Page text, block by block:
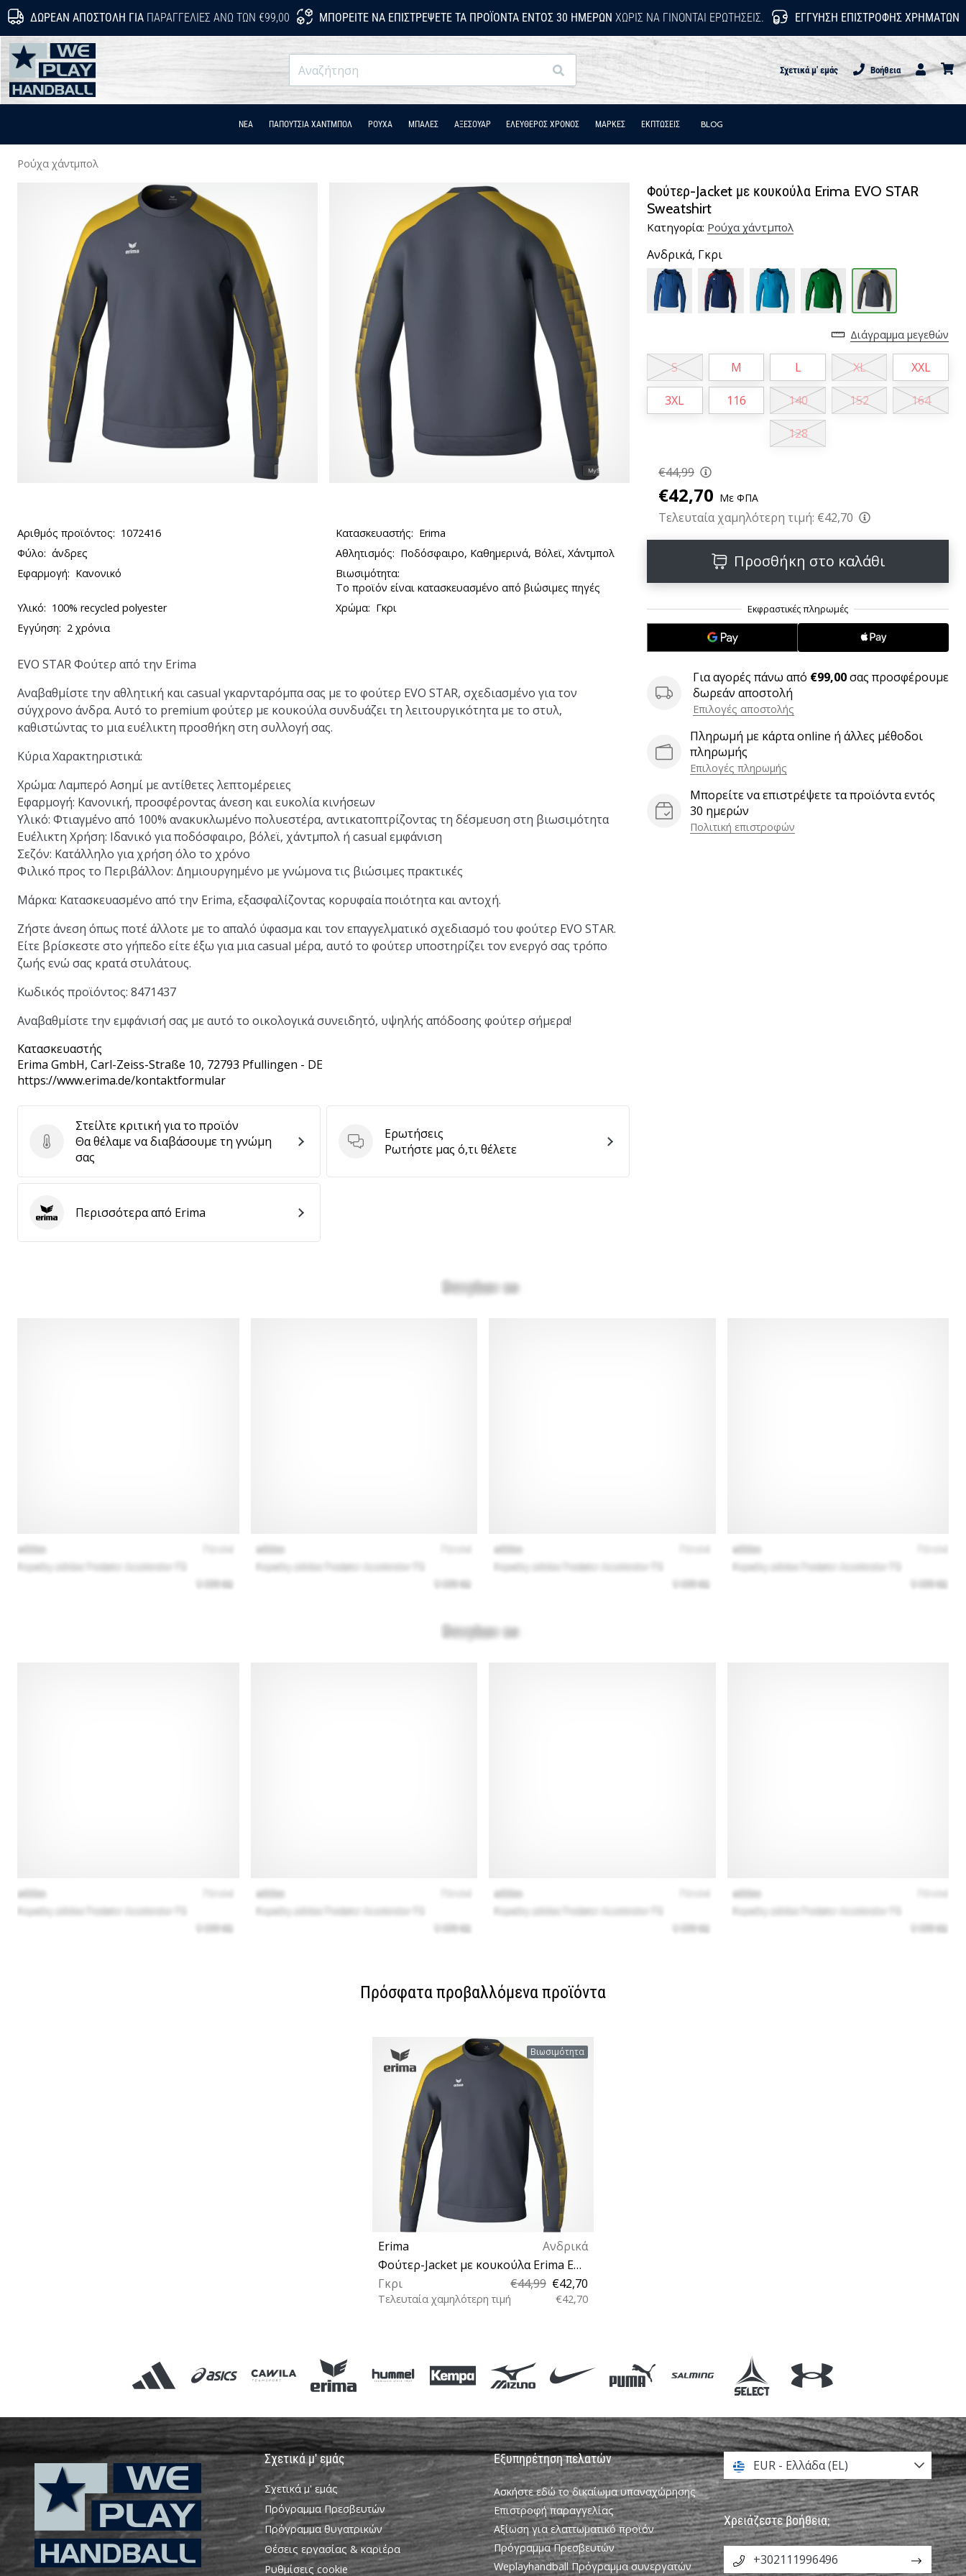
ΔΩΡΕΆΝ ΑΠΟΣΤΟΛΉ ΓΙΑΠΑΡΑΓΓΕΛΊΕΣ ΆΝΩ ΤΩΝ €99,00 ΜΠΟΡΕΊΤΕ ΝΑ ΕΠΙΣΤΡΈΨΕΤΕ ΤΑ ΠΡΟΪΌΝΤΑ ΕΝΤΌΣ 30 ΗΜΕΡΏΝ ΧΩΡΊΣ ΝΑ ΓΊΝΟΝΤΑΙ ΕΡΩΤΉΣΕΙΣ. ΕΓΓΎΗΣΗ ΕΠΙΣΤΡΟΦΉΣ ΧΡΗΜΆΤΩΝ
WePlayHandball.gr
Αναζήτηση Σχετικά μ' εμάς
Βοήθεια
Χρήστης
ΝΕΑ ΠΑΠΟΎΤΣΙΑ ΧΆΝΤΜΠΟΛ ΡΟΎΧΑ ΜΠΑΛΕΣ ΑΞΕΣΟΥΑΡ ΕΛΕΥΘΕΡΟΣ ΧΡΟΝΟΣ ΜΑΡΚΕΣ ΕΚΠΤΩΣΕΙΣ BLOG
Ρούχα χάντμπολ
Φούτερ-Jacket με κουκούλα Erima EVO STAR
Sweatshirt
Κατηγορία: Ρούχα χάντμπολ
Ανδρικά, Γκρι
Διάγραμμα μεγεθών
S M L XL XXL
3XL 116 140 152 164
128
€44,99
€42,70 Με ΦΠΑ
Τελευταία χαμηλότερη τιμή: €42,70
Προσθήκη στο καλάθι
Για αγορές πάνω από €99,00σας προσφέρουμε
δωρεάν αποστολή
Επιλογές αποστολής
Πληρωμή με κάρτα online ή άλλες μέθοδοι
πληρωμής
Επιλογές πληρωμής
Μπορείτε να επιστρέψετε τα προϊόντα εντός
30 ημερών
Πολιτική επιστροφών
Αριθμός προϊόντος: 1072416 Κατασκευαστής: Erima
Φύλο: άνδρες Αθλητισμός: Ποδόσφαιρο, Καθημερινά, Βόλεϊ, Χάντμπολ
Εφαρμογή: Κανονικό
Βιωσιμότητα:
Το προϊόν είναι κατασκευασμένο από βιώσιμες πηγές
Υλικό: 100% recycled polyester Χρώμα: Γκρι
Εγγύηση: 2 χρόνια
EVO STAR Φούτερ από την Erima
Αναβαθμίστε την αθλητική και casual γκαρνταρόμπα σας με το φούτερ EVO STAR, σχεδιασμένο για τον
σύγχρονο άνδρα. Αυτό το premium φούτερ με κουκούλα συνδυάζει τη λειτουργικότητα με το στυλ,
καθιστώντας το μια ευέλικτη προσθήκη στη συλλογή σας.
Κύρια Χαρακτηριστικά:
Χρώμα: Λαμπερό Ασημί με αντίθετες λεπτομέρειες
Εφαρμογή: Κανονική, προσφέροντας άνεση και ευκολία κινήσεων
Υλικό: Φτιαγμένο από 100% ανακυκλωμένο πολυεστέρα, αντικατοπτρίζοντας τη δέσμευση στη βιωσιμότητα
Ευέλικτη Χρήση: Ιδανικό για ποδόσφαιρο, βόλεϊ, χάντμπολ ή casual εμφάνιση
Σεζόν: Κατάλληλο για χρήση όλο το χρόνο
Φιλικό προς το Περιβάλλον: Δημιουργημένο με γνώμονα τις βιώσιμες πρακτικές
Μάρκα: Κατασκευασμένο από την Erima, εξασφαλίζοντας κορυφαία ποιότητα και αντοχή.
Ζήστε άνεση όπως ποτέ άλλοτε με το απαλό ύφασμα και τον επαγγελματικό σχεδιασμό του φούτερ EVO STAR.
Είτε βρίσκεστε στο γήπεδο είτε έξω για μια casual μέρα, αυτό το φούτερ υποστηρίζει τον ενεργό σας τρόπο
ζωής ενώ σας κρατά στυλάτους.
Κωδικός προϊόντος: 8471437
Αναβαθμίστε την εμφάνισή σας με αυτό το οικολογικά συνειδητό, υψηλής απόδοσης φούτερ σήμερα!
Κατασκευαστής
Erima GmbH, Carl-Zeiss-Straße 10, 72793 Pfullingen - DE
https://www.erima.de/kontaktformular
Στείλτε κριτική για το προϊόν
Στείλτε κριτική για το προϊόν
Θα θέλαμε να διαβάσουμε τη γνώμη
σας
Ερωτήσεις
Ερωτήσεις
Ρωτήστε μας ό,τι θέλετε
ErimaΠερισσότερα από Erima
Πρόσφατα προβαλλόμενα προϊόντα
Βιωσιμότητα
Erima
Ανδρικά
Φούτερ-Jacket με κουκούλα Erima EVO STAR Sweatshirt
Γκρι
€44,99 €42,70
Τελευταία χαμηλότερη τιμή €42,70
Σχετικά μ' εμάς
Σχετικά μ' εμάς
Πρόγραμμα Πρεσβευτών
Πρόγραμμα θυγατρικών
Θέσεις εργασίας & καριέρα
Ρυθμίσεις cookie
Εξυπηρέτηση πελατών
Ασκήστε εδώ το δικαίωμα υπαναχώρησης
Επιστροφή παραγγελίας
Αξίωση για ελαττωματικό προϊόν
Πρόγραμμα Πρεσβευτών
Weplayhandball Πρόγραμμα συνεργατών
EUR - Ελλάδα (EL)
Χρειάζεστε βοήθεια;
+302111996496